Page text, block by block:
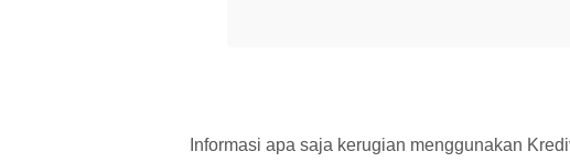
Informasi apa saja kerugian menggunakan